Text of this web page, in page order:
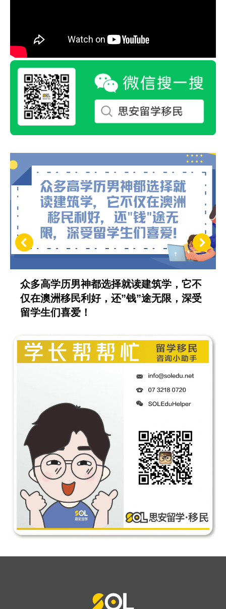
众多高学历男神都选择就读建筑学，它不
仅在澳洲移民利好，还”钱”途无限，深受
留学生们喜爱！